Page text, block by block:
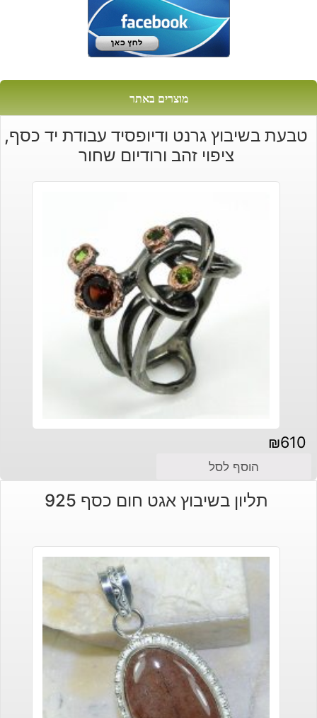
מוצרים באתר
טבעת בשיבוץ גרנט ודיופסיד עבודת יד כסף,
ציפוי זהב ורודיום שחור
₪610
הוסף לסל
תליון בשיבוץ אגט חום כסף 925